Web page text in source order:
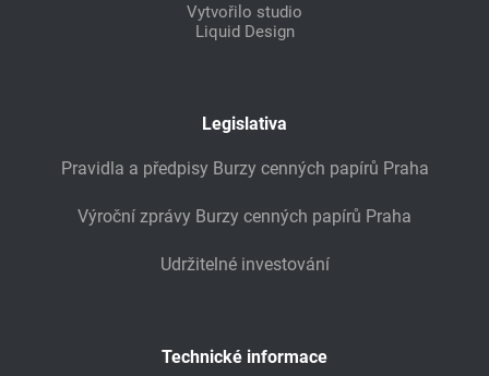
Vytvořilo studio
Liquid Design
Legislativa
Pravidla a předpisy Burzy cenných papírů Praha
Výroční zprávy Burzy cenných papírů Praha
Udržitelné investování
Technické informace